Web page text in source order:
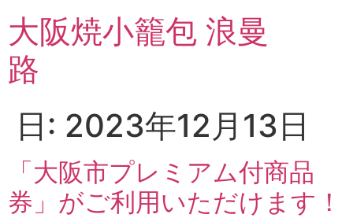
大阪焼小籠包 浪曼
路
日: 2023年12月13日
「大阪市プレミアム付商品
券」がご利用いただけます！